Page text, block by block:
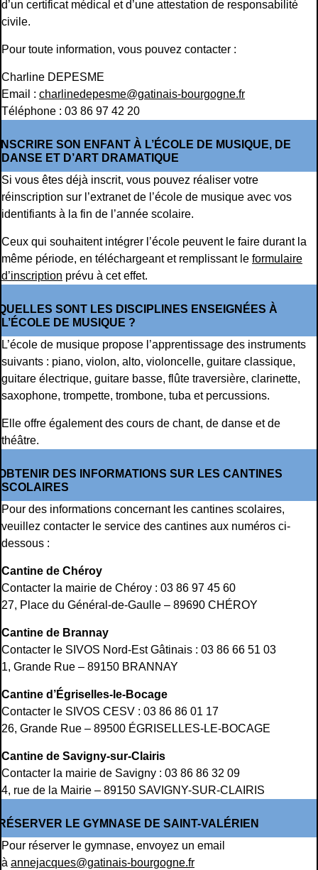
d’un certificat médical et d’une attestation de responsabilité
civile.
Pour toute information, vous pouvez contacter :
Charline DEPESME
Email : charlinedepesme@gatinais-bourgogne.fr
Téléphone : 03 86 97 42 20
SON ENFANT À L’ÉCOLE DE MUSIQUE, DE
DANSE ET D’ART DRAMATIQUE
Si vous êtes déjà inscrit, vous pouvez réaliser votre
réinscription sur l’extranet de l’école de musique avec vos
identifiants à la fin de l’année scolaire.
Ceux qui souhaitent intégrer l’école peuvent le faire durant la
même période, en téléchargeant et remplissant le formulaire
d’inscription prévu à cet effet.
SONT LES DISCIPLINES ENSEIGNÉES À
L’ÉCOLE DE MUSIQUE ?
L’école de musique propose l’apprentissage des instruments
suivants : piano, violon, alto, violoncelle, guitare classique,
guitare électrique, guitare basse, flûte traversière, clarinette,
saxophone, trompette, trombone, tuba et percussions.
Elle offre également des cours de chant, de danse et de
théâtre.
DES INFORMATIONS SUR LES CANTINES
SCOLAIRES
Pour des informations concernant les cantines scolaires,
veuillez contacter le service des cantines aux numéros ci-
dessous :
Cantine de Chéroy
Contacter la mairie de Chéroy : 03 86 97 45 60
27, Place du Général-de-Gaulle – 89690 CHÉROY
Cantine de Brannay
Contacter le SIVOS Nord-Est Gâtinais : 03 86 66 51 03
1, Grande Rue – 89150 BRANNAY
Cantine d’Égriselles-le-Bocage
Contacter le SIVOS CESV : 03 86 86 01 17
26, Grande Rue – 89500 ÉGRISELLES-LE-BOCAGE
Cantine de Savigny-sur-Clairis
Contacter la mairie de Savigny : 03 86 86 32 09
4, rue de la Mairie – 89150 SAVIGNY-SUR-CLAIRIS
LE GYMNASE DE SAINT-VALÉRIEN
Pour réserver le gymnase, envoyez un email
à annejacques@gatinais-bourgogne.fr